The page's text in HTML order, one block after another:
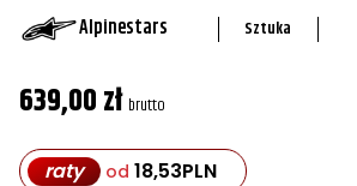
Alpinestars Sztuka
639,00zł brutto
raty od 18,53PLN